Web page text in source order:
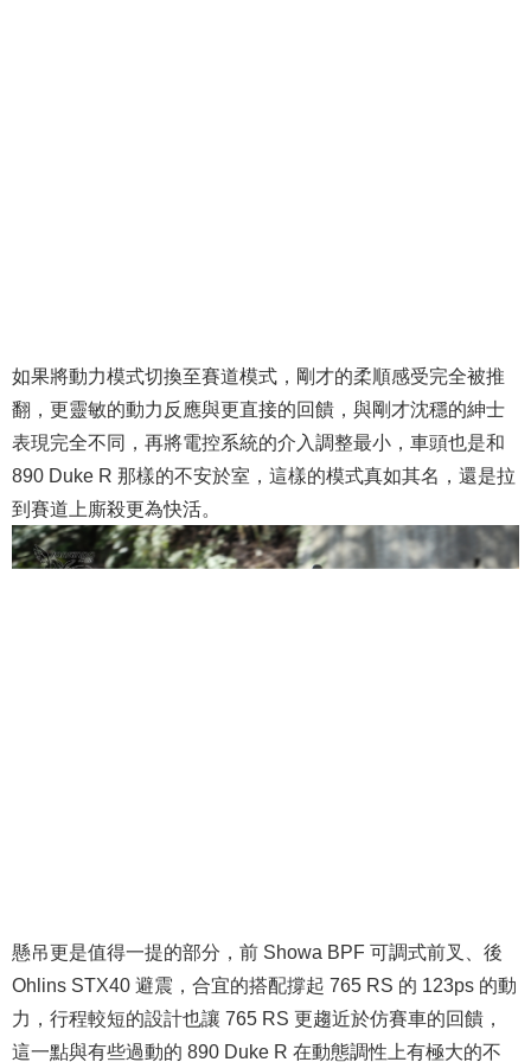
如果將動力模式切換至賽道模式，剛才的柔順感受完全被推
翻，更靈敏的動力反應與更直接的回饋，與剛才沈穩的紳士
表現完全不同，再將電控系統的介入調整最小，車頭也是和
890 Duke R 那樣的不安於室，這樣的模式真如其名，還是拉
到賽道上廝殺更為快活。
懸吊更是值得一提的部分，前 Showa BPF 可調式前叉、後
Ohlins STX40 避震，合宜的搭配撐起 765 RS 的 123ps 的動
力，行程較短的設計也讓 765 RS 更趨近於仿賽車的回饋，
這一點與有些過動的 890 Duke R 在動態調性上有極大的不